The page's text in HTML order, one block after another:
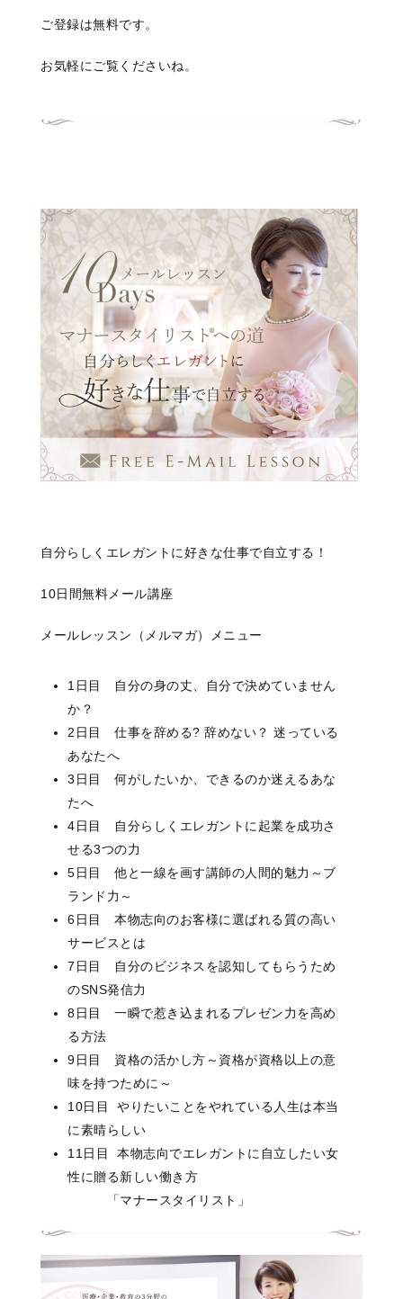
ご登録は無料です。
お気軽にご覧くださいね。
自分らしくエレガントに好きな仕事で自立する！
10日間無料メール講座
メールレッスン（メルマガ）メニュー
1日目 自分の身の丈、自分で決めていません
か？
2日目 仕事を辞める? 辞めない？ 迷っている
あなたへ
3日目 何がしたいか、できるのか迷えるあな
たへ
4日目 自分らしくエレガントに起業を成功さ
せる3つの力
5日目 他と一線を画す講師の人間的魅力～ブ
ランド力～
6日目 本物志向のお客様に選ばれる質の高い
サービスとは
7日目 自分のビジネスを認知してもらうため
のSNS発信力
8日目 一瞬で惹き込まれるプレゼン力を高め
る方法
9日目 資格の活かし方～資格が資格以上の意
味を持つために～
10日目 やりたいことをやれている人生は本当
に素晴らしい
11日目 本物志向でエレガントに自立したい女
性に贈る新しい働き方
「マナースタイリスト」